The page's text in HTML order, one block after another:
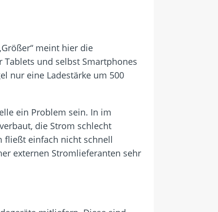
meint hier die
Tablets und selbst Smartphones
nur eine Ladestärke um 500
ein Problem sein. In im
die Strom schlecht
fließt einfach nicht schnell
externen Stromlieferanten sehr